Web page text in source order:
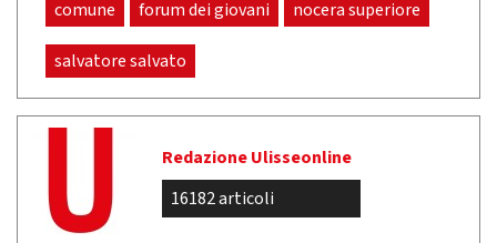
comune forum dei giovani nocera superiore
salvatore salvato
Redazione Ulisseonline
16182 articoli